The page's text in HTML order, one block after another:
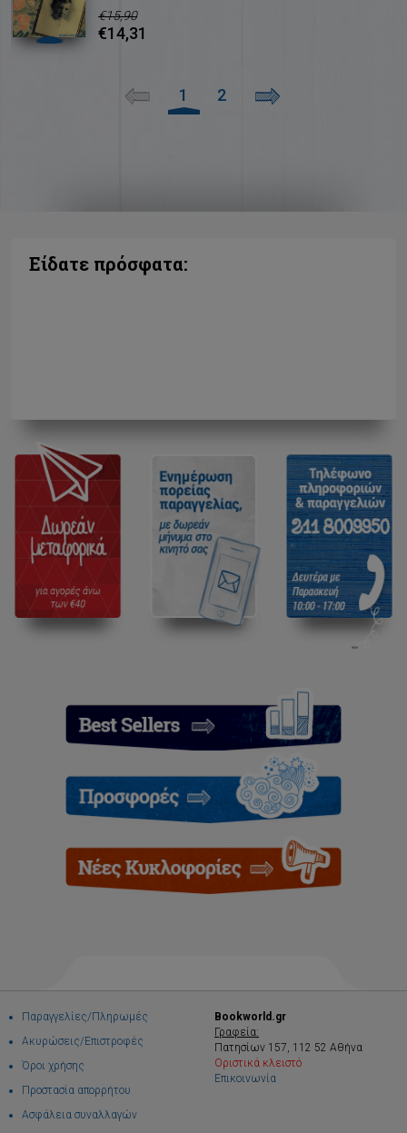
€15,90
€14,31
1 2
Είδατε πρόσφατα:
Παραγγελίες/Πληρωμές
Ακυρώσεις/Επιστροφές
Όροι χρήσης
Προστασία απορρήτου
Ασφάλεια συναλλαγών
Bookworld.gr
Γραφεία:
Πατησίων 157, 112 52 Αθήνα
Οριστικά κλειστό
Επικοινωνία